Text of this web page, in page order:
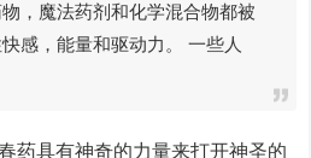
，魔法药剂和化学混合物都被
感，能量和驱动力。 一些人
药具有神奇的力量来打开神圣的